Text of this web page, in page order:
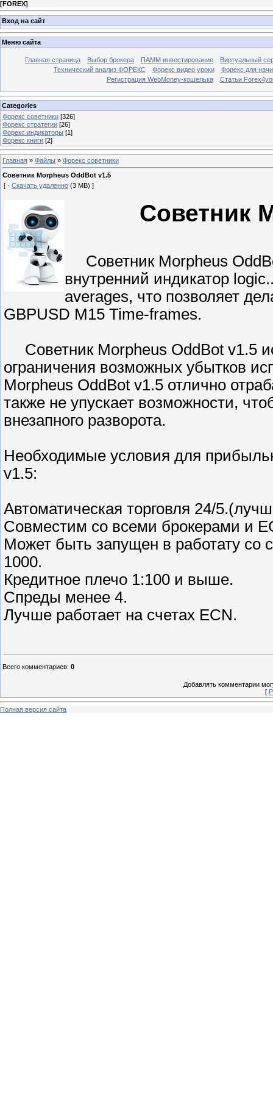
[FOREX]
Вход на сайт
Меню сайта
Главная страница Выбор брокера ПАММ инвестирование
Виртуальный
Технический анализ ФОРЕКС
Форекс видео уроки
Форекс для
Регистрация WebMoney-кошелька
Статьи
Categories
Форекс cоветники [326]
Форекс стратегии [26]
Форекс индикаторы [1]
Форекс книги [2]
Главная » Файлы » Форекс cоветники
Советник Morpheus OddBot v1.5
[ · Скачать удаленно (3 MB) ]
Советник
Советник Morpheus
внутренний индикатор
averages, что позволяет
GBPUSD М15 Time-frames.
Советник Morpheus OddBot v1.5
ограничения возможных убытков
Morpheus OddBot v1.5 отлично
также не упускает возможности,
внезапного разворота.
Необходимые условия для
v1.5:
Автоматическая торговля 24/
Совместим со всеми брокерами и
Может быть запущен в работату со
1000.
Кредитное плечо 1:100 и выше.
Спреды менее 4.
Лучше работает на счетах ECN.
Всего комментариев: 0
Добавлять комментарии
[
Полная версия сайта